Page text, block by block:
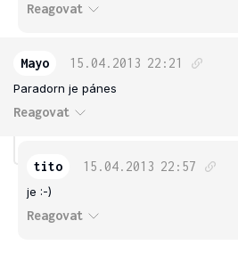
Reagovat
Mayo 15.04.2013 22:21
Paradorn je pánes
Reagovat
tito 15.04.2013 22:57
je :-)
Reagovat